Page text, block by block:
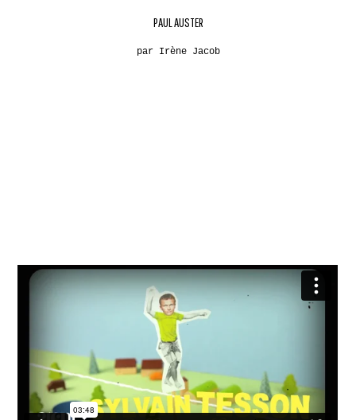
PAUL AUSTER
par Irène Jacob